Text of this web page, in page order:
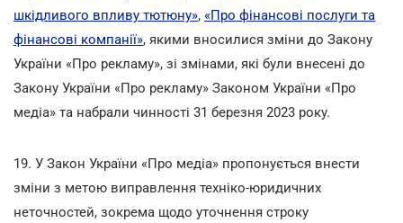
шкідливого впливу тютюну», «Про фінансові послуги та
фінансові компанії», якими вносилися зміни до Закону
України «Про рекламу», зі змінами, які були внесені до
Закону України «Про рекламу» Законом України «Про
медіа» та набрали чинності 31 березня 2023 року.
19. У Закон України «Про медіа» пропонується внести
зміни з метою виправлення техніко-юридичних
неточностей, зокрема щодо уточнення строку